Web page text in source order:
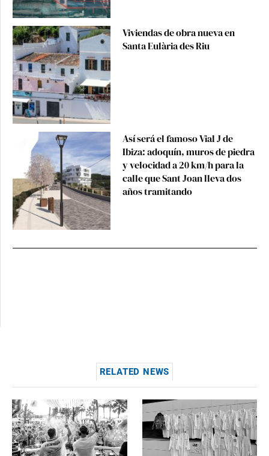
Viviendas de obra nueva en
Santa Eulària des Riu
Así será el famoso Vial J de
Ibiza: adoquín, muros de piedra
y velocidad a 20 km/h para la
calle que Sant Joan lleva dos
años tramitando
RELATED NEWS